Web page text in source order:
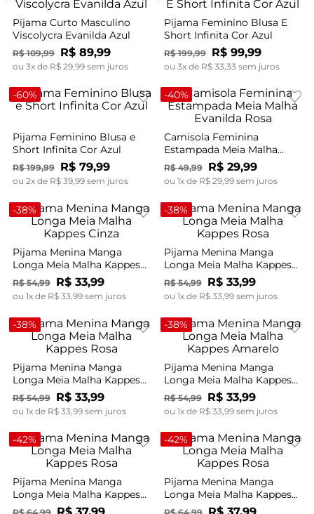
Pijama Curto Masculino
Viscolycra Evanilda Azul
R$ 109,99 R$ 89,99
ou 3x de R$ 29, 99sem juros
Pijama Feminino Blusa E
Short Infinita Cor Azul
R$ 199,99 R$ 99,99
ou 3x de R$ 33 33 sem juros
-60%
Pijama Feminino Blusa e
Short Infinita Cor Azul
R$ 199,99 R$ 79,99
ou 2x de R$ 39,99sem juros
-40%
Camisola Feminina
Estampada Meia Malha
Evanilda Rosa
R$ 49,99 R$ 29,99
ou 1x de R$ 29,99sem juros
-38%
Pijama Menina Manga
Longa Meia Malha Kappes
Cinza
R$ 54,99 R$ 33,99
ou 1x de R$ 33,99sem juros
-38%
Pijama Menina Manga
Longa Meia Malha Kappes
Rosa
R$ 54,99 R$ 33,99
ou 1x de R$ 33,99sem juros
-38%
Pijama Menina Manga
Longa Meia Malha Kappes
Rosa
R$ 54,99 R$ 33,99
ou 1x de R$ 33 99sem juros
-38%
Pijama Menina Manga
Longa Meia Malha Kappes
Amarelo
R$ 54,99 R$ 33,99
ou 1x de R$ 33 99sem juros
-42%
Pijama Menina Manga
Longa Meia Malha Kappes
Rosa
-42%
Pijama Menina Manga
Longa Meia Malha Kappes
Rosa